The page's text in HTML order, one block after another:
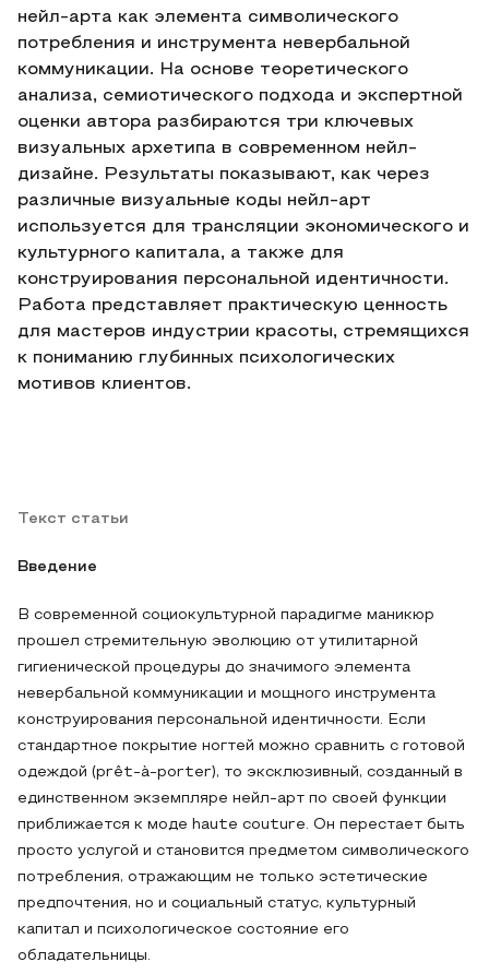
нейл-арта как элемента символического
потребления и инструмента невербальной
коммуникации. На основе теоретического
анализа, семиотического подхода и экспертной
оценки автора разбираются три ключевых
визуальных архетипа в современном нейл-
дизайне. Результаты показывают, как через
различные визуальные коды нейл-арт
используется для трансляции экономического и
культурного капитала, а также для
конструирования персональной идентичности.
Работа представляет практическую ценность
для мастеров индустрии красоты, стремящихся
к пониманию глубинных психологических
мотивов клиентов.
Текст статьи
Введение
В современной социокультурной парадигме маникюр
прошел стремительную эволюцию от утилитарной
гигиенической процедуры до значимого элемента
невербальной коммуникации и мощного инструмента
конструирования персональной идентичности. Если
стандартное покрытие ногтей можно сравнить с готовой
одеждой (prêt-à-porter), то эксклюзивный, созданный в
единственном экземпляре нейл-арт по своей функции
приближается к моде haute couture. Он перестает быть
просто услугой и становится предметом символического
потребления, отражающим не только эстетические
предпочтения, но и социальный статус, культурный
капитал и психологическое состояние его
обладательницы.